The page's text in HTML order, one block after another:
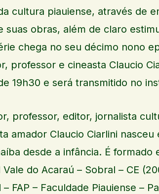
cultura piauiense, através de
suas obras, além de claro
chega no seu décimo nono
professor e cineasta Claucio
19h30 e será transmitido no
professor, editor, jornalista
amador Claucio Ciarlini
desde a infância. É formado
Vale do Acaraú – Sobral – CE
– FAP – Faculdade Piauiense –